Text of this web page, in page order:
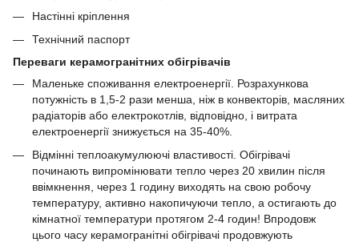
Настінні кріплення
Технічний паспорт
Переваги керамогранітних обігрівачів
Маленьке споживання електроенергії. Розрахункова
потужність в 1,5-2 рази менша, ніж в конвекторів, масляних
радіаторів або електрокотлів, відповідно, і витрата
електроенергії знижується на 35-40%.
Відмінні теплоакумулюючі властивості. Обігрівачі
починають випромінювати тепло через 20 хвилин після
ввімкнення, через 1 годину виходять на свою робочу
температуру, активно накопичуючи тепло, а остигають до
кімнатної температури протягом 2-4 годин! Впродовж
цього часу керамогранітні обігрівачі продовжують